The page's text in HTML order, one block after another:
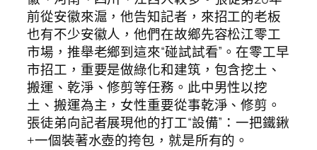
前從安徽來滬，他告知記者，來招工的老板
也有不少安徽人，他們在故鄉先容松江零工
市場，推舉老鄉到這來“碰試試看”。在零工早
市招工，重要是做綠化和建筑，包含挖土、
搬運、乾淨、修剪等任務。此中男性以挖
土、搬運為主，女性重要從事乾淨、修剪。
張徒弟向記者展現他的打工“設備”：一把鐵鍬
+一個裝著水壺的挎包，就是所有的。